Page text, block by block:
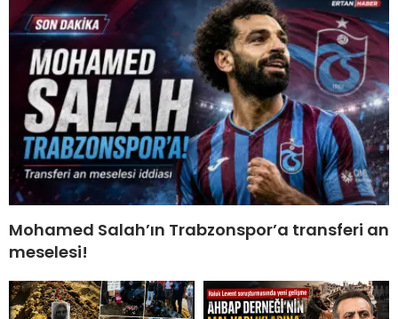
Mohamed Salah’ın Trabzonspor’a transferi an
meselesi!